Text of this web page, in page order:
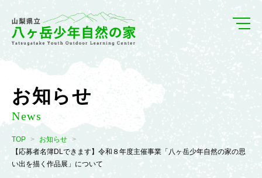
お知らせ
News
TOP
お知らせ
【応募者名簿DLできます】令和８年度主催事業「八ヶ岳少年自然の家の思
い出を描く作品展」について